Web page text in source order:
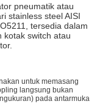
pneumatik atau
stainless steel AISI
tersedia dalam
kotak switch atau
untuk memasang
langsung bukan
pada antarmuka